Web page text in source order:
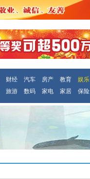
财经 汽车 房产 教育
娱乐
旅游 数码 家电 家居 保险